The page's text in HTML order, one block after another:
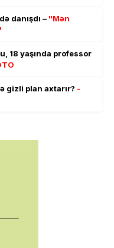
danışdı – "Mən
18 yaşında professor
gizli plan axtarır? -